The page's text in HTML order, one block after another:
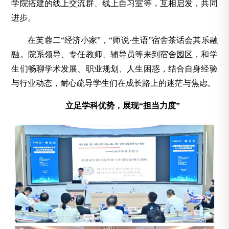
学院搭建的线上交流群、线上自习室等，互相启发，共同
进步。
在芙蓉二“经济小家”，“师说·生语”宿舍茶话会其乐融
融。院系领导、专任教师、辅导员等来到宿舍园区，和学
生们畅聊学术发展、职业规划、人生困惑，结合自身经验
与行业动态，耐心疏导学生们在成长路上的迷茫与焦虑。
立足学科优势，展现“担当力度”